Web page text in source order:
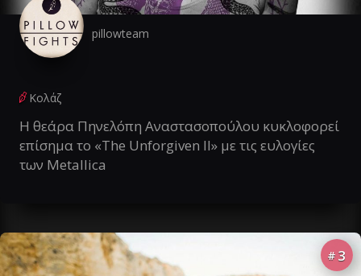
pillowteam
Κολάζ
Η θεάρα Πηνελόπη Αναστασοπούλου κυκλοφορεί
επίσημα το «The Unforgiven II» με τις ευλογίες
των Metallica
# 3